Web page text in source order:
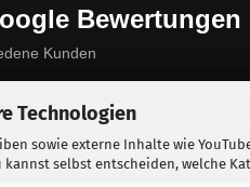
Technologien
sowie externe Inhalte wie
selbst entscheiden, welche
Bewertungen
Kunden
Berlin · Seit 2015 · Erlaubnis